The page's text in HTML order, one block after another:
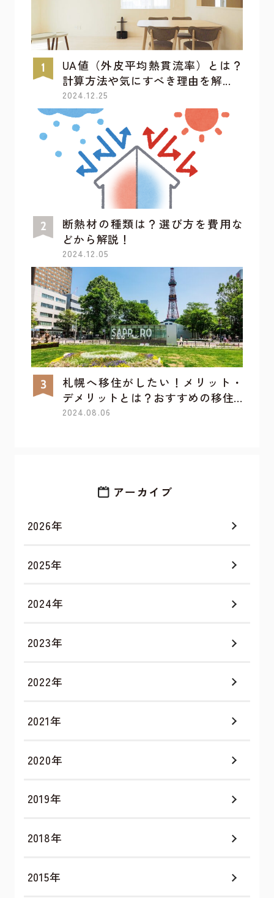
UA値（外皮平均熱貫流率）とは？
計算方法や気にすべき理由を解...
2024.12.25
断熱材の種類は？選び方を費用な
どから解説！
2024.12.05
札幌へ移住がしたい！メリット・
デメリットとは？おすすめの移住...
2024.08.06
アーカイブ
2026年
2025年
2024年
2023年
2022年
2021年
2020年
2019年
2018年
2015年